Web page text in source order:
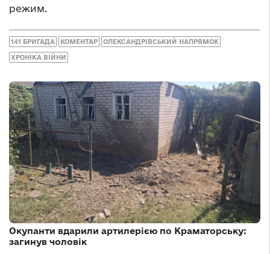
режим.
141 БРИГАДА КОМЕНТАР ОЛЕКСАНДРІВСЬКИЙ НАПРЯМОК
ХРОНІКА ВІЙНИ
Окупанти вдарили артилерією по Краматорську:
загинув чоловік